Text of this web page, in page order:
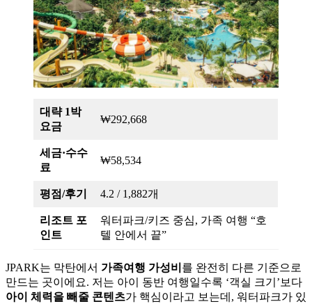
대략 1박
요금
₩292,668
세금·수수
료
₩58,534
평점/후기 4.2 / 1,882개
리조트 포
인트
워터파크/키즈 중심, 가족 여행 “호
텔 안에서 끝”
JPARK는 막탄에서 가족여행 가성비 를 완전히 다른 기준으로
만드는 곳이에요. 저는 아이 동반 여행일수록 ‘객실 크기’보다
아이 체력을 빼줄 콘텐츠가 핵심이라고 보는데, 워터파크가 있